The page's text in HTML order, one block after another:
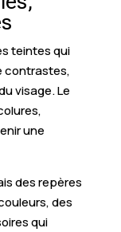
teintes qui
contrastes,
visage. Le
une
des repères
des
qui